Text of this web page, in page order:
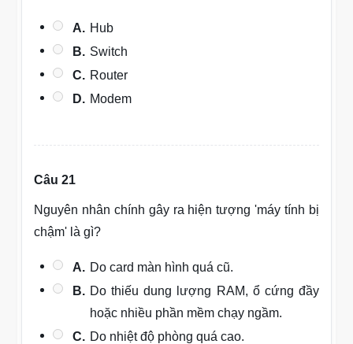
A. Hub
B. Switch
C. Router
D. Modem
Câu 21
Nguyên nhân chính gây ra hiện tượng 'máy tính bị
chậm' là gì?
A. Do card màn hình quá cũ.
B. Do thiếu dung lượng RAM, ổ cứng đầy
hoặc nhiều phần mềm chạy ngầm.
C. Do nhiệt độ phòng quá cao.